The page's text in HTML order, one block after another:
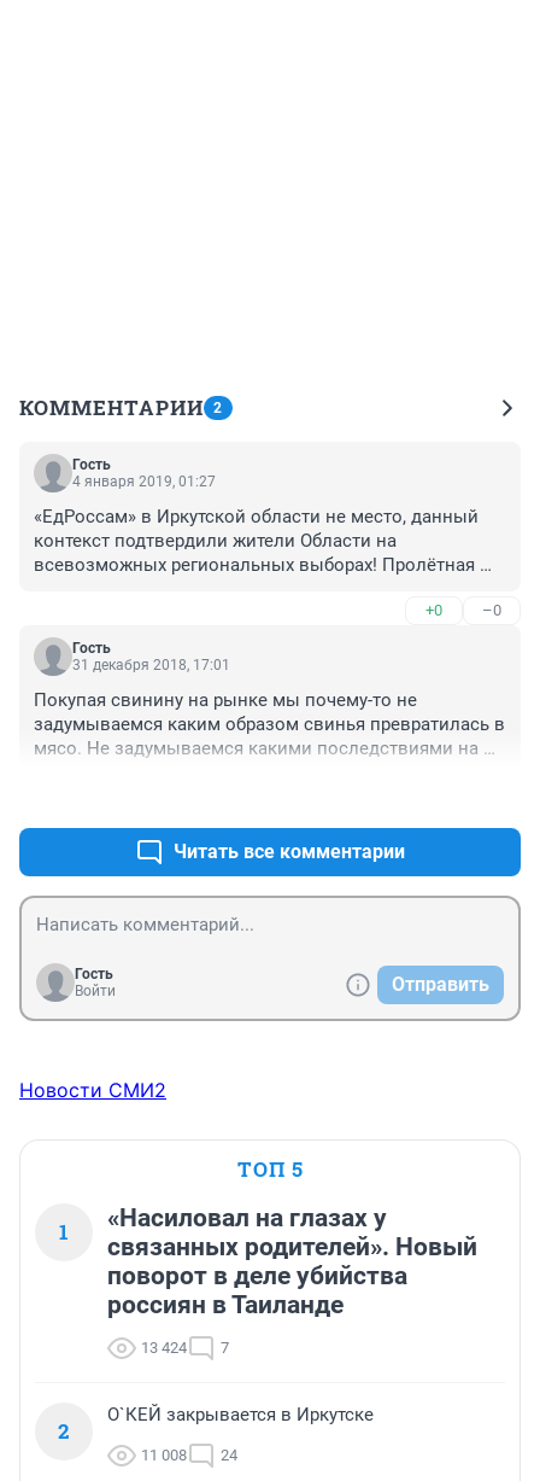
КОММЕНТАРИИ 2
Гость
4 января 2019, 01:27
«ЕдРоссам» в Иркутской области не место, данный
контекст подтвердили жители Области на
всевозможных региональных выборах! Пролётная
+0 –0
Гость
31 декабря 2018, 17:01
Покупая свинину на рынке мы почему-то не
задумываемся каким образом свинья превратилась в
мясо. Не задумываемся какими последствиями на
деревнях обыденное дело.Никто не гоняется за своей
свиньей по лесу.Да и внук уже не малыш.
Читать все комментарии
Гость
Войти
Отправить
Новости СМИ2
ТОП 5
1
«Насиловал на глазах у
связанных родителей». Новый
поворот в деле убийства
россиян в Таиланде
13 424 7
2
О`КЕЙ закрывается в Иркутске
11 008 24